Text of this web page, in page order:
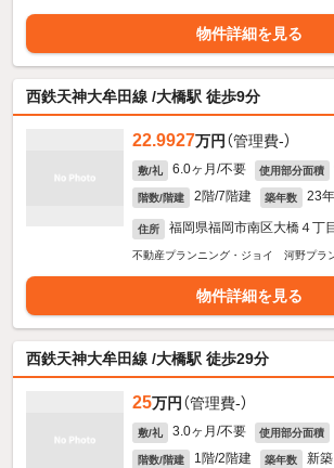
物件詳細を見る
西鉄天神大牟田線 /大橋駅 徒歩9分
22.9927万円 （管理費-）
敷/礼 6.0ヶ月/不要 使用部分面積
階数/階建 2階/7階建 築年数 23
住所 福岡県福岡市南区大橋４丁目
不動産プランニング・ジョイ 河野プラ
物件詳細を見る
西鉄天神大牟田線 /大橋駅 徒歩29分
25万円 （管理費-）
敷/礼 3.0ヶ月/不要 使用部分面積
階数/階建 1階/2階建 築年数 新築